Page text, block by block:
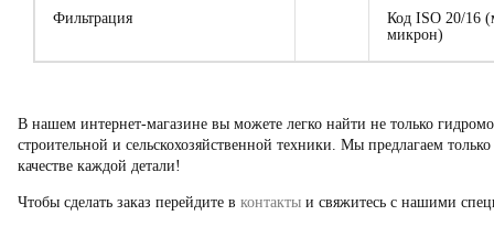
Фильтрация
Код ISO 20/16
микрон)
В нашем интернет-магазине вы можете легко найти не только г
строительной и сельскохозяйственной техники. Мы предлагаем
качестве каждой детали!
Чтобы сделать заказ перейдите в контакты и свяжитесь с нашими